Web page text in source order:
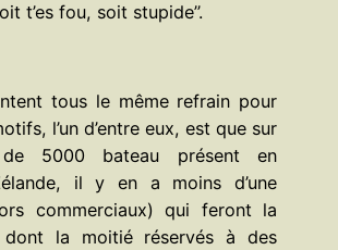
t’es fou, soit stupide’’.
tous le même refrain pour
l’un d’entre eux, est que sur
5000 bateau présent en
il y en a moins d’une
commerciaux) qui feront la
dont la moitié réservés à des